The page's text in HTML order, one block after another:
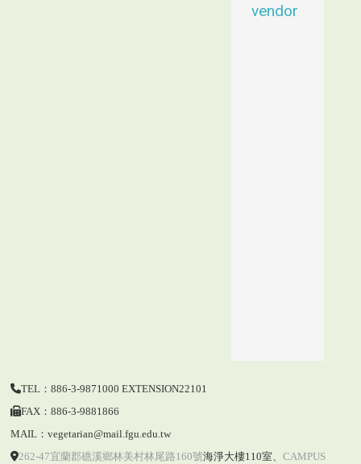
vendor
TEL：886-3-9871000 EXTENSION22101
FAX：886-3-9881866
MAIL：vegetarian@mail.fgu.edu.tw
262-47宜蘭郡礁溪鄉林美村林尾路160號海淨大樓110室、 CAMPUS